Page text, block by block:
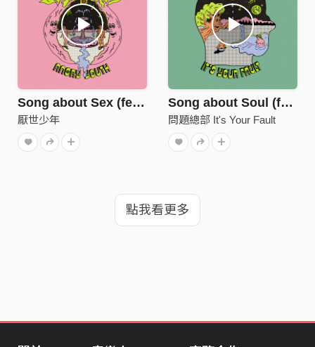
Song about Sex (feat.奕碩＆伍悅)
厭世少年
Song about Soul (feat. 金其禾 Dudu King)
問題總部 It's Your Fault
點我看更多